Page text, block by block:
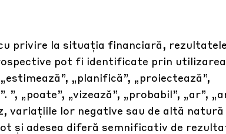
privire la situația financiară, rezultatele
pot fi identificate prin utilizarea
„planifică”, „proiectează”,
„poate”, „vizează”, „probabil”, „ar”,
variațiile lor negative sau de altă natură
și adesea diferă semnificativ de